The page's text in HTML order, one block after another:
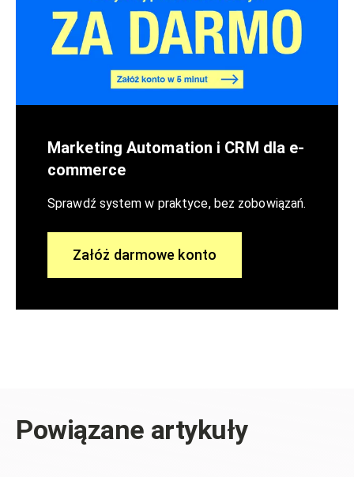
Marketing Automation i CRM dla e-
commerce
Sprawdź system w praktyce, bez zobowiązań.
Załóż darmowe konto
Powiązane artykuły